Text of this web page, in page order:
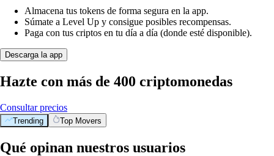
Almacena tus tokens de forma segura en la app.
Súmate a Level Up y consigue posibles recompensas.
Paga con tus criptos en tu día a día (donde esté disponible).
Descarga la app
Hazte con más de 400 criptomonedas
Consultar precios
Trending Top Movers
Qué opinan nuestros usuarios